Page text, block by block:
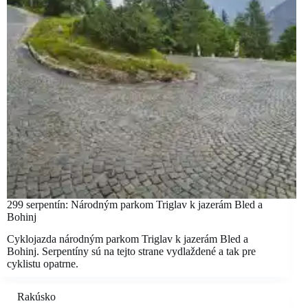
299 serpentín: Národným parkom Triglav k jazerám Bled a
Bohinj
Cyklojazda národným parkom Triglav k jazerám Bled a
Bohinj. Serpentíny sú na tejto strane vydlaždené a tak pre
cyklistu opatrne.
Rakúsko